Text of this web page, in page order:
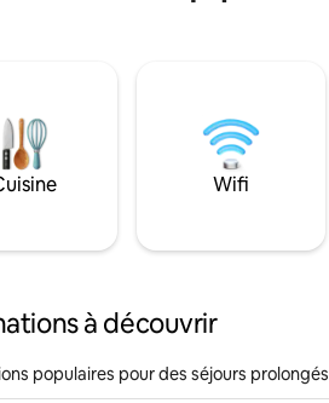
Wifi
à découvrir
populaires pour des séjours prolongés